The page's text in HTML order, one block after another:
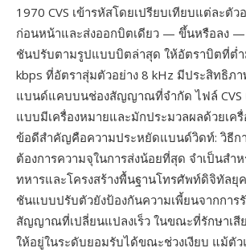
1970 CVS เข้ารหัสโดยเปรียบเทียบแต่ละตัว
ก่อนหน้าและส่งออกบิตเดียว — ขึ้นหรือลง
ชันปรับตามรูปแบบบิตล่าสุด ให้อัตราบิตที่ต่
kbps ที่อัตราสุ่มตัวอย่าง 8 kHz มีประสิทธิภ
แบนด์แคบบนช่องสัญญาณที่จำกัด ไฟล์ CVS
แบบมีเครื่องหมายและมักประมวลผลด้วยเครื่
ข้อดีสำคัญคือความประหยัดแบนด์วิดท์: วิธีก
ต้องการความจุในการส่งน้อยที่สุด จำเป็นสำ
ทหารและโครงสร้างพื้นฐานโทรศัพท์ดิจิทัลยุ
ชันแบบปรับตัวยังป้องกันความเพี้ยนจากการ
สัญญาณที่เปลี่ยนแปลงเร็ว ในขณะที่รักษาเสี
ให้อยู่ในระดับยอมรับได้ขณะช่วงเงียบ แม้